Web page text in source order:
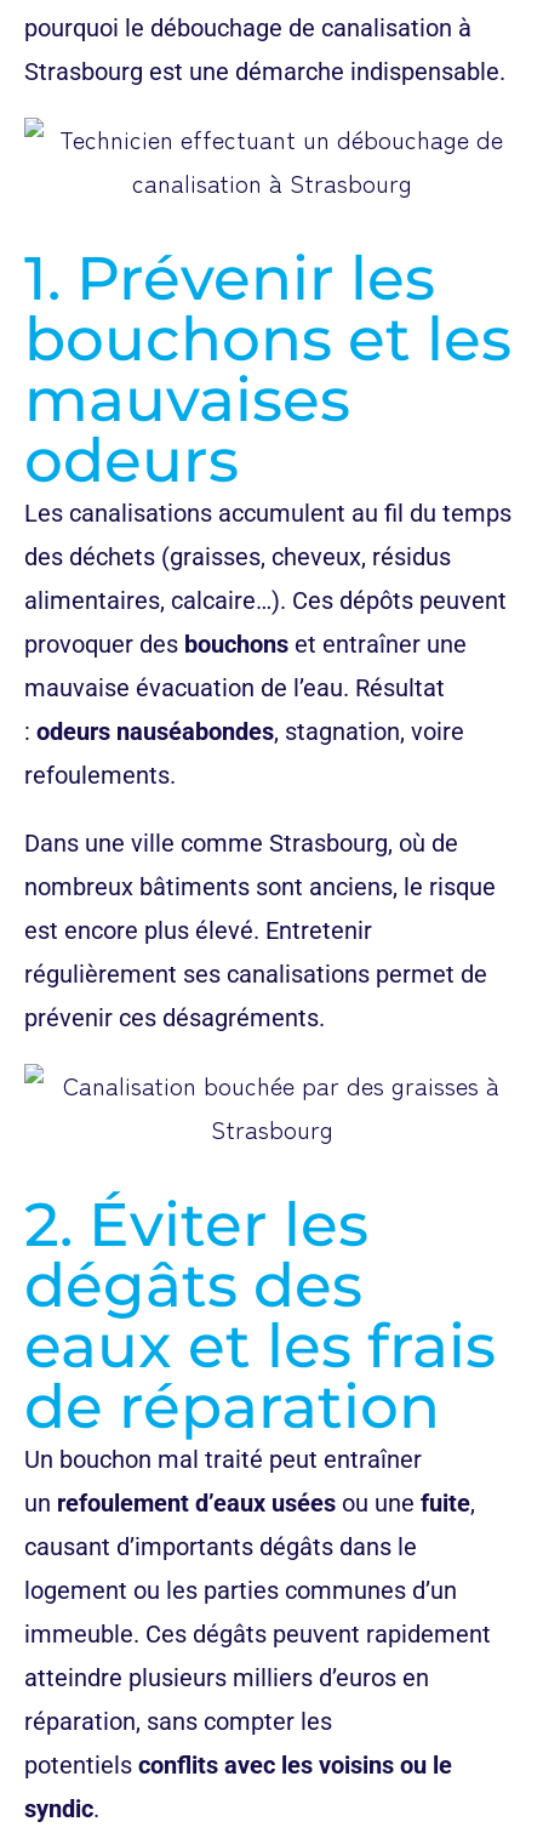
pourquoi le débouchage de canalisation à
Strasbourg est une démarche indispensable.
1. Prévenir les
bouchons et les
mauvaises
odeurs
Les canalisations accumulent au fil du temps
des déchets (graisses, cheveux, résidus
alimentaires, calcaire…). Ces dépôts peuvent
provoquer des bouchons et entraîner une
mauvaise évacuation de l’eau. Résultat
: odeurs nauséabondes, stagnation, voire
refoulements.
Dans une ville comme Strasbourg, où de
nombreux bâtiments sont anciens, le risque
est encore plus élevé. Entretenir
régulièrement ses canalisations permet de
prévenir ces désagréments.
2. Éviter les
dégâts des
eaux et les frais
de réparation
Un bouchon mal traité peut entraîner
un refoulement d’eaux usées ou une fuite,
causant d’importants dégâts dans le
logement ou les parties communes d’un
immeuble. Ces dégâts peuvent rapidement
atteindre plusieurs milliers d’euros en
réparation, sans compter les
potentiels conflits avec les voisins ou le
syndic.